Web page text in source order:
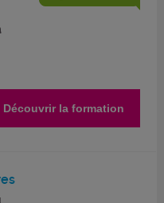
Découvrir la formation